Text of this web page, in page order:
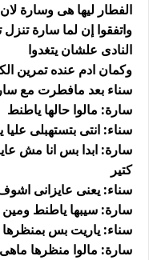
الفطار ليها هى وسارة
واتفقوا إن لما سارة
النادى علشان يتغدوا
وكمان ادم عنده تمرين
سناء بعد مافطرت مع
سارة: مالوا حالها ياطنط
سناء: انتى بتستهبلى عليا
سارة: ابدا بس انا مش
كتير
سناء: يعنى عايزانى
سارة: سيبها ياطنط
سناء: ياريت بس بمنظرها
سارة: مالوا منظرها